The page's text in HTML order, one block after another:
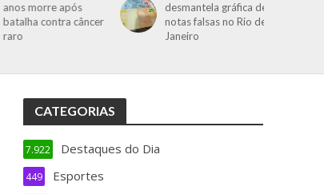
anos morre após
batalha contra câncer
raro
desmantela gráfica de
notas falsas no Rio de
Janeiro
CATEGORIAS
Destaques do Dia
7.922
Esportes
449